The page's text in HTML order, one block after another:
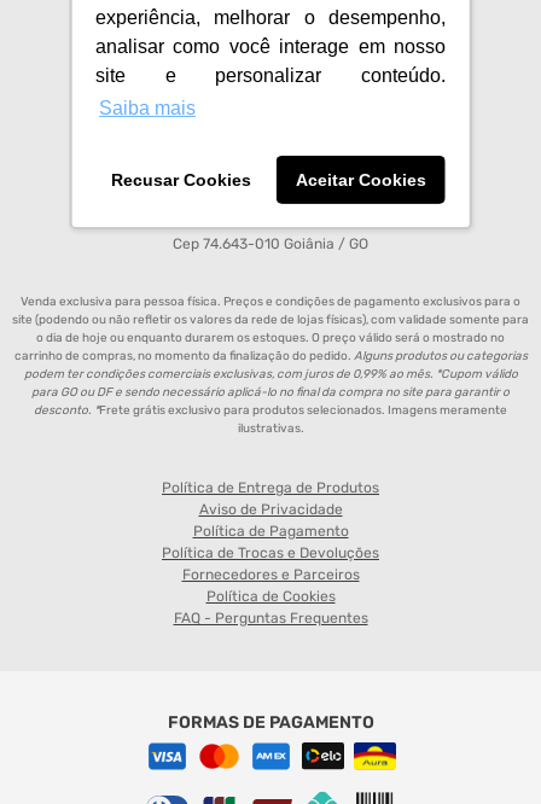
experiência, melhorar o desempenho,
analisar como você interage em nosso
site e personalizar conteúdo.
Saiba mais
Recusar Cookies Aceitar Cookies
REDES SOCIAIS FUJIOKA
Acompanhe todas as promoções e novidades do Fujioka
Fujioka Eletro Imagem S.A - CNPJ 01.008.713/0001-64
Cep 74.643-010 Goiânia / GO
Venda exclusiva para pessoa física. Preços e condições de pagamento exclusivos para o
site (podendo ou não refletir os valores da rede de lojas físicas), com validade somente para
o dia de hoje ou enquanto durarem os estoques. O preço válido será o mostrado no
carrinho de compras, no momento da finalização do pedido. Alguns produtos ou categorias
podem ter condições comerciais exclusivas, com juros de 0,99% ao mês. *Cupom válido
para GO ou DF e sendo necessário aplicá-lo no final da compra no site para garantir o
desconto. *Frete grátis exclusivo para produtos selecionados. Imagens meramente
ilustrativas.
Política de Entrega de Produtos
Aviso de Privacidade
Política de Pagamento
Política de Trocas e Devoluções
Fornecedores e Parceiros
Política de Cookies
FAQ - Perguntas Frequentes
FORMAS DE PAGAMENTO